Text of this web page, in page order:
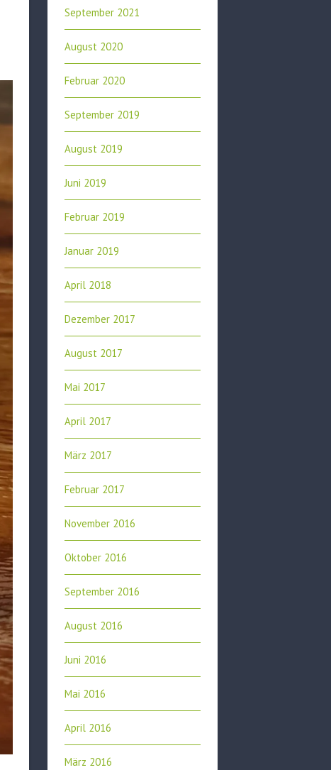
September 2021
August 2020
Februar 2020
September 2019
August 2019
Juni 2019
Februar 2019
Januar 2019
April 2018
Dezember 2017
August 2017
Mai 2017
April 2017
März 2017
Februar 2017
November 2016
Oktober 2016
September 2016
August 2016
Juni 2016
Mai 2016
April 2016
März 2016